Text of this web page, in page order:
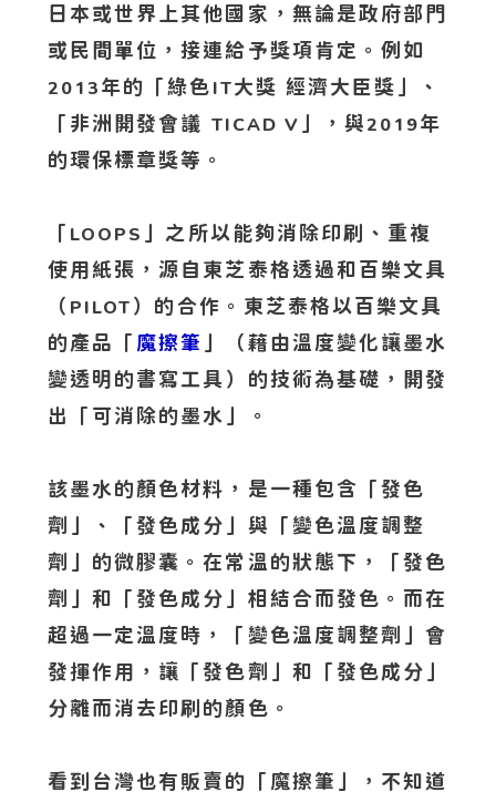
日本或世界上其他國家，無論是政府部門
或民間單位，接連給予獎項肯定。例如
2013 年的「綠色 IT大獎 經濟大臣獎」、
「非洲開發會議 TICAD V 」，與2019年
的環保標章獎等。
「 LOOPS 」之所以能夠消除印刷、重複
使用紙張，源自東芝泰格透過和百樂文具
（ PILOT ）的合作。東芝泰格以百樂文具
的產品「 魔擦筆 」（藉由溫度變化讓墨水
變透明的書寫工具）的技術為基礎，開發
出「可消除的墨水」。
該墨水的顏色材料，是一種包含「發色
劑」、「發色成分」與「變色溫度調整
劑」的微膠囊。在常溫的狀態下，「發色
劑」和「發色成分」相結合而發色。而在
超過一定溫度時，「變色溫度調整劑」會
發揮作用，讓「發色劑」和「發色成分」
分離而消去印刷的顏色。
看到台灣也有販賣的「魔擦筆」，不知道